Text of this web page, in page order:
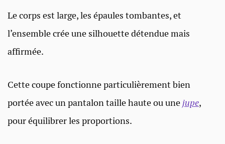
Le corps est large, les épaules tombantes, et
l’ensemble crée une silhouette détendue mais
affirmée.
Cette coupe fonctionne particulièrement bien
portée avec un pantalon taille haute ou unejupe,
pour équilibrer les proportions.